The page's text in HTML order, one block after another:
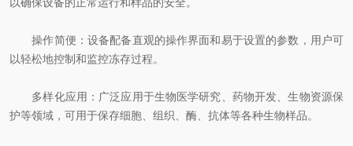
操作简便：设备配备直观的操作界面和易于设置的参数，用户可
以轻松地控制和监控冻存过程。
多样化应用：广泛应用于生物医学研究、药物开发、生物资源保
护等领域，可用于保存细胞、组织、酶、抗体等各种生物样品。